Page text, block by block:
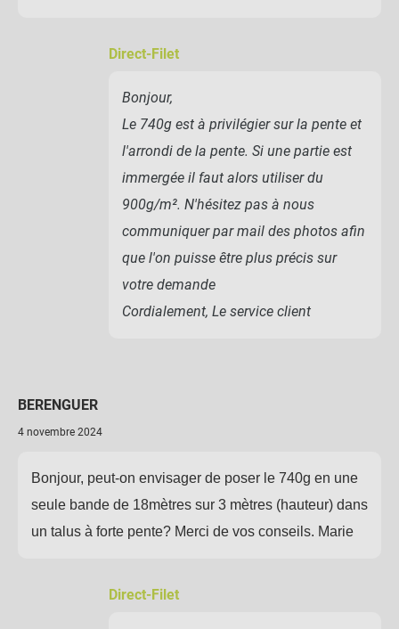
Direct-Filet
Bonjour,
Le 740g est à privilégier sur la pente et
l'arrondi de la pente. Si une partie est
immergée il faut alors utiliser du
900g/m². N'hésitez pas à nous
communiquer par mail des photos afin
que l'on puisse être plus précis sur
votre demande
Cordialement, Le service client
BERENGUER
4 novembre 2024
Bonjour, peut-on envisager de poser le 740g en une
seule bande de 18mètres sur 3 mètres (hauteur) dans
un talus à forte pente? Merci de vos conseils. Marie
Direct-Filet